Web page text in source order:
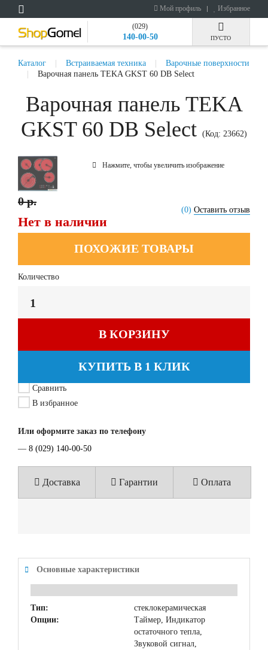
Мой профиль Избранное
(029)
140-00-50 ПУСТО
Каталог Встраиваемая техника
Варочные поверхности
Варочная панель TEKA GKST 60 DB Select
Варочная панель TEKA
GKST 60 DB Select (Код: 23662)
Нажмите, чтобы увеличить изображение
(0) Оставить отзыв
0 р.
Нет в наличии
ПОХОЖИЕ ТОВАРЫ
Количество
В КОРЗИНУ
КУПИТЬ В 1 КЛИК
Сравнить
В избранное
Или оформите заказ по телефону
— 8 (029) 140-00-50
Доставка Гарантии Оплата
Основные характеристики
Тип:
стеклокерамическая
Опции:
Таймер, Индикатор
остаточного тепла,
Звуковой сигнал,